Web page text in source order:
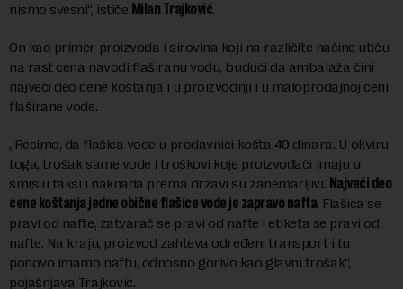
nismo svesni“, ističe Milan Trajković.
On kao primer proizvoda i sirovina koji na različite načine utiču
na rast cena navodi flaširanu vodu, budući da ambalaža čini
najveći deo cene koštanja i u proizvodnji i u maloprodajnoj ceni
flaširane vode.
„Recimo, da flašica vode u prodavnici košta 40 dinara. U okviru
toga, trošak same vode i troškovi koje proizvođači imaju u
smislu taksi i naknada prema državi su zanemarljivi. Najveći deo
cene koštanja jedne obične flašice vode je zapravo nafta. Flašica se
pravi od nafte, zatvarač se pravi od nafte i etiketa se pravi od
nafte. Na kraju, proizvod zahteva određeni transport i tu
ponovo imamo naftu, odnosno gorivo kao glavni trošak“,
pojašnjava Trajković.